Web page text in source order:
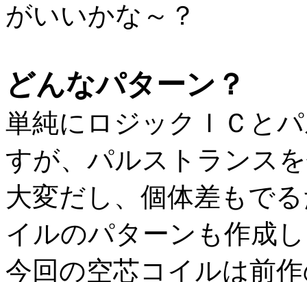
がいいかな～？
どんなパターン？
単純にロジックＩＣと
すが、パルストランス
大変だし、個体差もで
イルのパターンも作成
今回の空芯コイルは前